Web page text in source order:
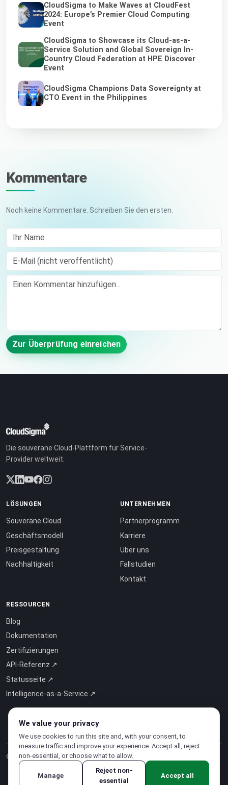
CloudSigma to Make Waves at CloudFest
2024: Europe’s Premier Cloud Computing
Event
CloudSigma to Showcase its Cloud-as-a-
Service Solution and Global Sovereign In-
Country Cloud Federation at HPE Discover
Event
CloudSigma Champions Data Sovereignty at
CTO Event in the Philippines
Kommentare
Noch keine Kommentare. Schreiben Sie den ersten.
Ihr Name
E-Mail (nicht veröffentlicht)
Comment
Zur Überprüfung einreichen
Die souveräne Cloud-Plattform für Service-
Provider weltweit.
LÖSUNGEN
Souveräne Cloud
Geschäftsmodell
Preisgestaltung
Nachhaltigkeit
UNTERNEHMEN
Partnerprogramm
Karriere
Über uns
Fallstudien
Kontakt
RESSOURCEN
Blog
Dokumentation
Zertifizierungen
API-Referenz ↗
Statusseite ↗
Intelligence-as-a-Service ↗
© 2026 CloudSigma Holding AG.Alle Rechte vorbehalten
Datenschutzerklärung·Nutzungsbedingungen
We value your privacy
We use cookies to run this site and, with your consent, to
measure traffic and improve your experience. Accept all, reject
non-essential, or choose what to allow.
Manage
Reject non-
essential
Accept all